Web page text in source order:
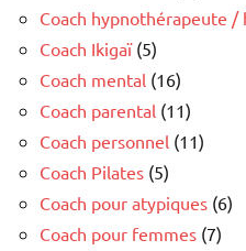
Coach hypnothérapeute /
Coach Ikigaï(5)
Coach mental (16)
Coach parental (11)
Coach personnel (11)
Coach Pilates (5)
Coach pour atypiques (6)
Coach pour femmes (7)